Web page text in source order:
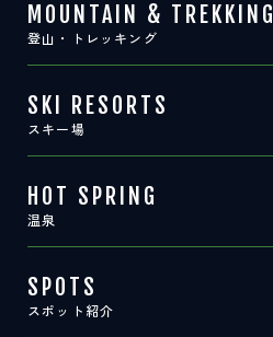
MOUNTAIN & TREKKING
登山・トレッキング
SKI RESORTS
スキー場
HOT SPRING
温泉
SPOTS
スポット紹介